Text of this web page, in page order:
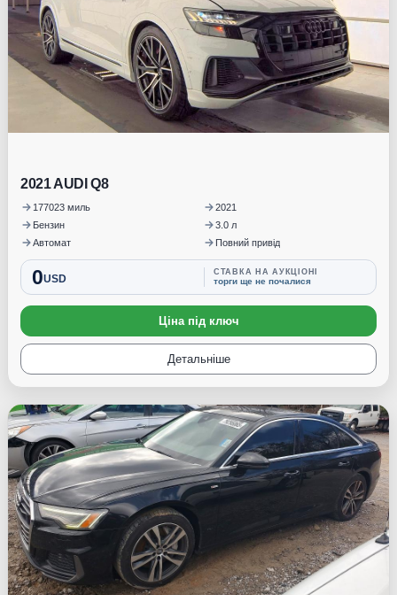
2021 AUDI Q8
177023 миль
2021
Бензин
3.0 л
Автомат
Повний привід
0USD
СТАВКА НА АУКЦІОНІ
торги ще не почалися
Ціна під ключ
Детальніше
Під замовлення